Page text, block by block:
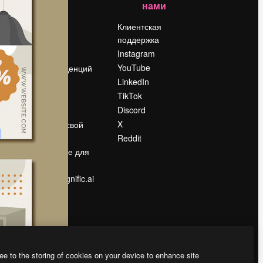
Reviews
Поиск тенденций
Продайте свой
контент
Помещение для
прессы
Ищете magnific.ai
нами
Клиентская
поддержка
Instagram
YouTube
LinkedIn
TikTok
Discord
X
Reddit
to the storing of cookies on your device to enhance site